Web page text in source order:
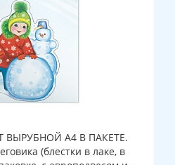
ВЫРУБНОЙ А4 В ПАКЕТЕ.
(блестки в лаке, в